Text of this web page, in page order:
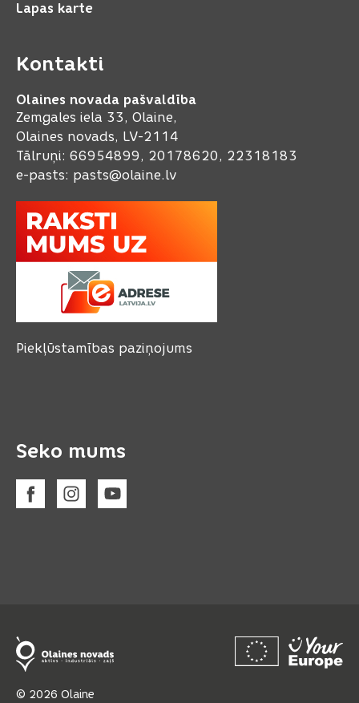
Lapas karte
Kontakti
Olaines novada pašvaldība
Zemgales iela 33, Olaine,
Olaines novads, LV-2114
Tālruņi: 66954899, 20178620, 22318183
e-pasts: pasts@olaine.lv
Piekļūstamības paziņojums
Seko mums
© 2026 Olaine